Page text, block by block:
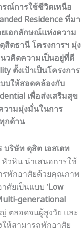
ณ์การใช้ชีวิตเหนือ
Residence ที่มา
เอกลักษณ์แห่งความ
ตธานี โครงการฯ มุ่ง
วคิดความเป็นอยู่ที่ดี
ตั้งเป้าเป็นโครงการ
บให้สอดคล้องกับ
เพื่อส่งเสริมสุข
ามมุ่งมั่นในการ
กด้าน
บริษัท ดุสิต เอสเตท
หิน นำเสนอการใช้
รพักอาศัยด้วยคุณภาพ
ยเป็นแบบ ‘Low
generational
ตลอดจนผู้สูงวัย และ
ห้สามารถพักอาศัย